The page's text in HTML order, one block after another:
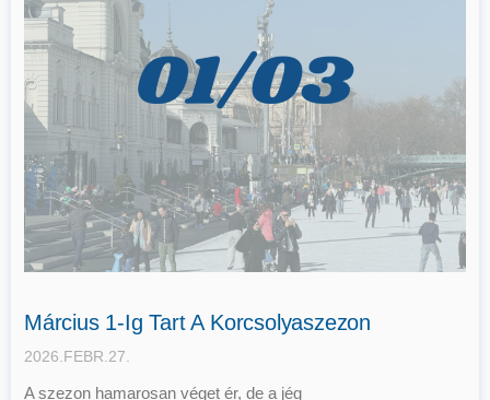
Március 1-Ig Tart A Korcsolyaszezon
2026.FEBR.27.
A szezon hamarosan véget ér, de a jég